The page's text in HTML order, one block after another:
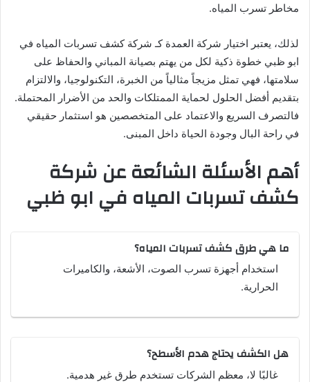
مخاطر تسرب المياه.
لذلك، يعتبر اختيار شركة العمدة كـ شركة كشف تسربات المياه في
ابو ظبي خطوة ذكية لكل من يهتم بصيانة المباني والحفاظ على
سلامتها، فهي تمثل مزيجاً مثالياً من الخبرة، التكنولوجيا، والالتزام
بتقديم أفضل الحلول لحماية الممتلكات والحد من الأضرار المحتملة.
فالتصرف السريع والاعتماد على المتخصصين هو استثمار حقيقي
في راحة البال وجودة الحياة داخل المبنى.
أهم الأسئلة الشائعة عن شركة
كشف تسربات المياه في ابو ظبي
ما هي طرق كشف تسربات المياه؟
استخدام أجهزة تسرب الصوت، الأشعة، والكاميرات
الحرارية.
هل الكشف يحتاج هدم الأسطح؟
غالبًا لا، معظم الشركات تستخدم طرق غير هدمية.